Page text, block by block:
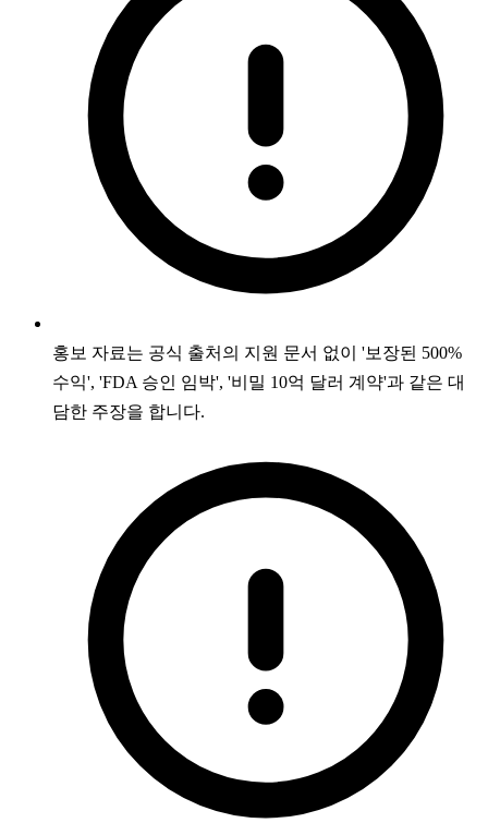
홍보 자료는 공식 출처의 지원 문서 없이 '보장된 500%
수익', 'FDA 승인 임박', '비밀 10억 달러 계약'과 같은 대
담한 주장을 합니다.